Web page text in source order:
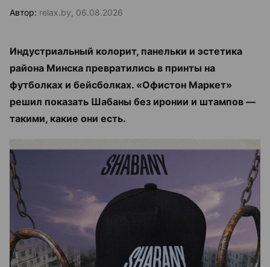
Автор: relax.by, 06.08.2026
Индустриальный колорит, панельки и эстетика
района Минска превратились в принты на
футболках и бейсболках. «Офистон Маркет»
решил показать Шабаны без иронии и штампов —
такими, какие они есть.